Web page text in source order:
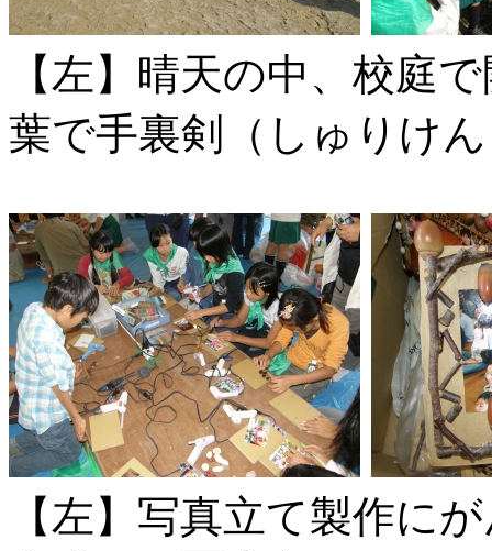
【左】晴天の中、校
葉で手裏剣（しゅりけ
【左】写真立て製作